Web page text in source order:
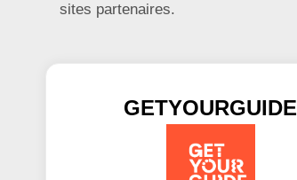
sites partenaires.
GETYOURGUIDE